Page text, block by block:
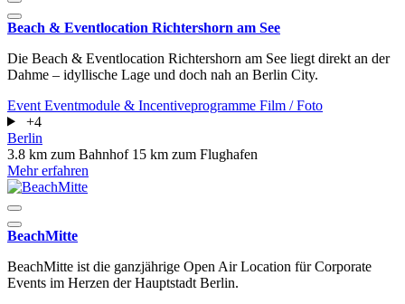
Beach & Eventlocation Richtershorn am See
Die Beach & Eventlocation Richtershorn am See liegt direkt an der
Dahme – idyllische Lage und doch nah an Berlin City.
Event Eventmodule & Incentiveprogramme Film / Foto
+4
Berlin
3.8 km zum Bahnhof 15 km zum Flughafen
Mehr erfahren
BeachMitte
BeachMitte ist die ganzjährige Open Air Location für Corporate
Events im Herzen der Hauptstadt Berlin.